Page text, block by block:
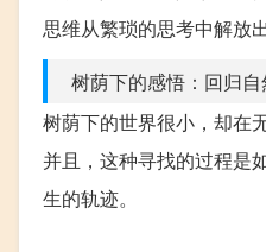
思维从繁琐的思考中解放
树荫下的感悟：回归
树荫下的世界很小，却在
并且，这种寻找的过程是
生的轨迹。